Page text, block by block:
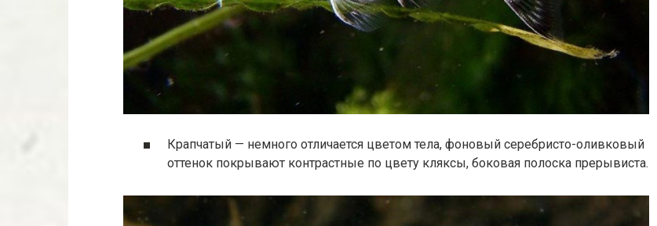
Крапчатый — немного отличается цветом тела, фоновый серебристо-оливковый
оттенок покрывают контрастные по цвету кляксы, боковая полоска прерывиста.